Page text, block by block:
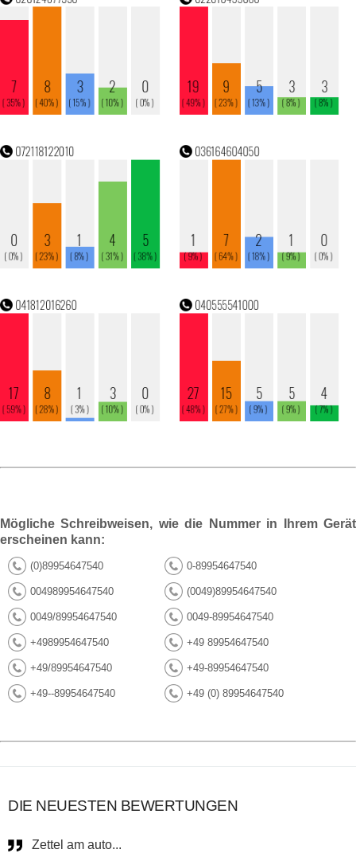
Mögliche Schreibweisen, wie die Nummer in Ihrem Gerät
erscheinen kann:
(0)89954647540 0-89954647540
004989954647540 (0049)89954647540
0049/89954647540 0049-89954647540
+4989954647540 +49 89954647540
+49/89954647540 +49-89954647540
+49--89954647540 +49 (0) 89954647540
DIE NEUESTEN BEWERTUNGEN
Zettel am auto...